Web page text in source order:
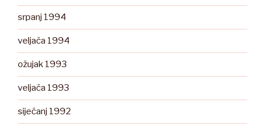
srpanj 1994
veljača 1994
ožujak 1993
veljača 1993
siječanj 1992